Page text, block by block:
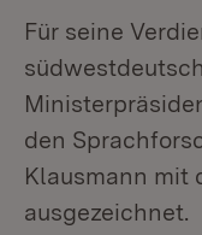
Für seine
den
Klausmann mit
ausgezeichnet.